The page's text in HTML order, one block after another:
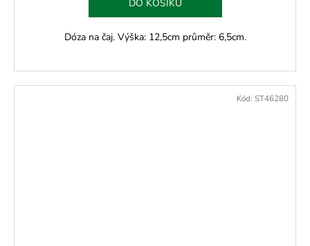
DO KOŠÍKU
Dóza na čaj. Výška: 12,5cm průměr: 6,5cm.
Kód: ST46280